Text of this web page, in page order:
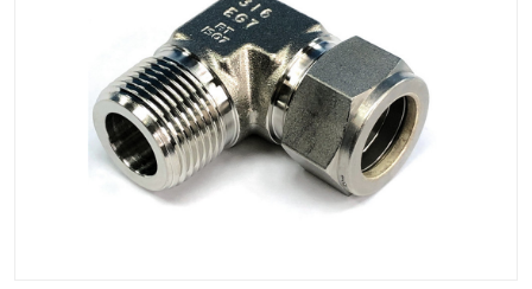
世伟洛克单向阀 世伟洛克波纹管阀
DSC疏水阀 美国霍克HOKE
世伟洛克针型阀 世伟洛克旋塞阀
世伟洛克弯管器